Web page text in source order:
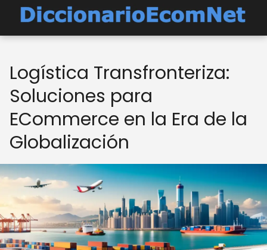
Logística Transfronteriza:
Soluciones para
ECommerce en la Era de la
Globalización